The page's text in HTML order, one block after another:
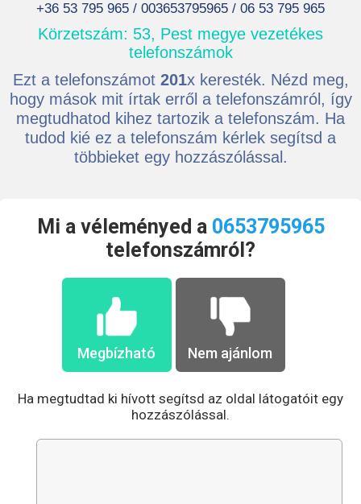
+36 53 795 965 / 003653795965 / 06 53 795 965
Körzetszám: 53, Pest megye vezetékes
telefonszámok
Ezt a telefonszámot 201x keresték. Nézd meg,
hogy mások mit írtak erről a telefonszámról, így
megtudhatod kihez tartozik a telefonszám. Ha
tudod kié ez a telefonszám kérlek segítsd a
többieket egy hozzászólással.
Mi a véleményed a 0653795965
telefonszámról?
Megbízható Nem ajánlom
Ha megtudtad ki hívott segítsd az oldal látogatóit egy
hozzászólással.